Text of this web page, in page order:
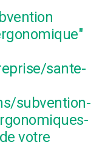
sante-
subvention-
votre